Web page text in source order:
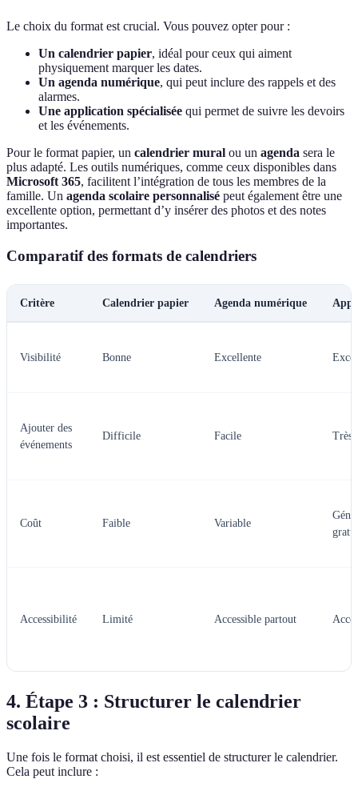
Le choix du format est crucial. Vous pouvez opter pour :
Un calendrier papier, idéal pour ceux qui aiment
physiquement marquer les dates.
Un agenda numérique, qui peut inclure des rappels et des
alarmes.
Une application spécialisée qui permet de suivre les devoirs
et les événements.
Pour le format papier, un calendrier mural ou un agenda sera le
plus adapté. Les outils numériques, comme ceux disponibles dans
Microsoft 365, facilitent l’intégration de tous les membres de la
famille. Un agenda scolaire personnalisé peut également être une
excellente option, permettant d’y insérer des photos et des notes
importantes.
Comparatif des formats de calendriers
Critère Calendrier papier Agenda numérique
Visibilité Bonne Excellente
Ajouter des
événements
Difficile Facile Très
Coût Faible Variable
Accessibilité Limité Accessible partout
4. Étape 3 : Structurer le calendrier
scolaire
Une fois le format choisi, il est essentiel de structurer le calendrier.
Cela peut inclure :